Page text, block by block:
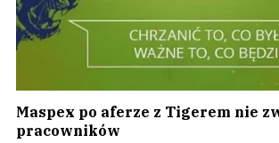
Maspex po aferze z Tigerem nie
pracowników